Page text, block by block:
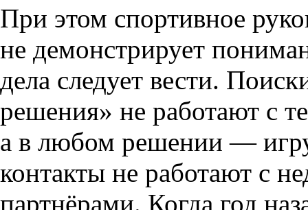
При этом спортивное
не демонстрирует
дела следует вести.
решения» не работают с
а в любом решении —
контакты не работают с
партнёрами. Когда год